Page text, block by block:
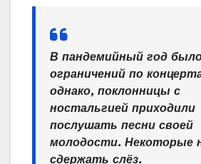
В пандемийный год
ограничений по
однако, поклонницы с
ностальгией приходили
послушать песни своей
молодости. Некоторые
сдержать слёз.